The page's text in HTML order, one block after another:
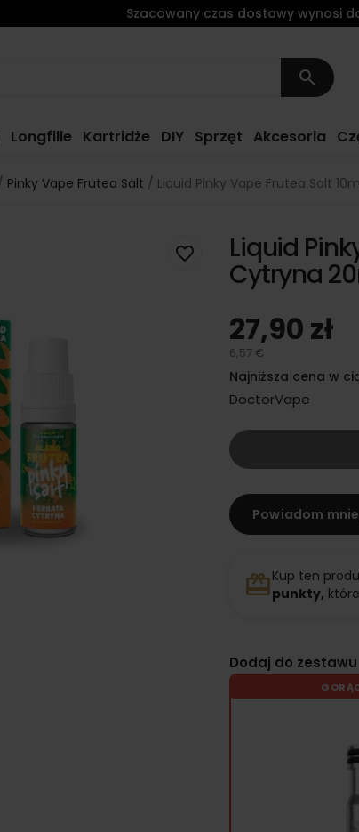
search
Longfille Kartridże DIY Sprzęt Akcesoria
Szacowany czas dostawy wynosi
Pinky Vape Frutea Salt Liquid Pinky Vape Frutea Salt
favorite_border Liquid
Cytryna
27,90 zł
6,57 €
Najniższa cena w
DoctorVape
Powiadom
redeemKup ten
punkty,
Dodaj do zestawu